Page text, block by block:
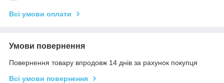
Всі умови оплати
Умови повернення
Повернення товару впродовж 14 днів за рахунок покупця
Всі умови повернення